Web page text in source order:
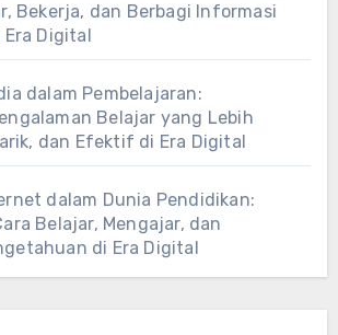
Bekerja, dan Berbagi Informasi
Digital
dalam Pembelajaran:
Belajar yang Lebih
dan Efektif di Era Digital
dalam Dunia Pendidikan:
Belajar, Mengajar, dan
di Era Digital